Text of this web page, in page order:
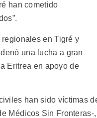
han cometido
en Tigré y
una lucha a gran
Eritrea en apoyo de
han sido víctimas
Médicos Sin Fronteras-,